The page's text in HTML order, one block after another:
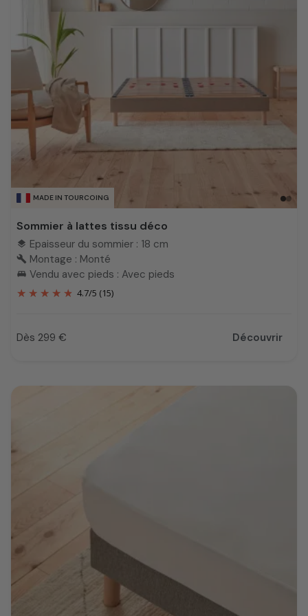
MADE IN TOURCOING
Sommier à lattes tissu déco
layers Epaisseur du sommier : 18 cm
build Montage : Monté
king_bed Vendu avec pieds : Avec pieds
4.7/5 (15)
Prix
Dès 299 € Découvrir